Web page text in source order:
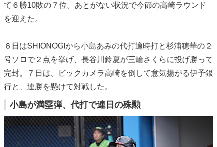
て６勝10敗の７位。あとがない状況で今節の高崎ラウンド
を迎えた。
６日はSHIONOGIから小島あみの代打適時打と杉浦穂華の２
号ソロで２点を挙げ、長谷川鈴夏が三輪さくらに投げ勝って
完封。７日は、ビックカメラ高崎を倒して意気揚がる伊予銀
行と、連勝を懸けて対戦した。
小島が満塁弾、代打で連日の殊勲